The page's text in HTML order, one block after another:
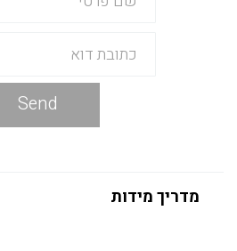
Send
מדריך מידות